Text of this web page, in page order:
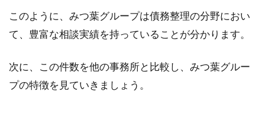
このように、みつ葉グループは債務整理の分野におい
て、豊富な相談実績を持っていることが分かります。
次に、この件数を他の事務所と比較し、みつ葉グルー
プの特徴を見ていきましょう。